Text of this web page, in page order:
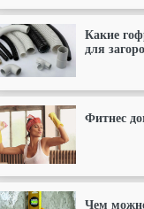
Какие
для
Фитнес
Чем